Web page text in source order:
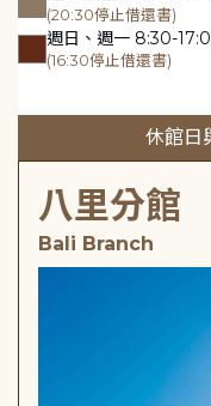
(20:30停止借還書)
週日、週一 8:30-
(16:30停止借還書)
休館日
八里分館
Bali Branch